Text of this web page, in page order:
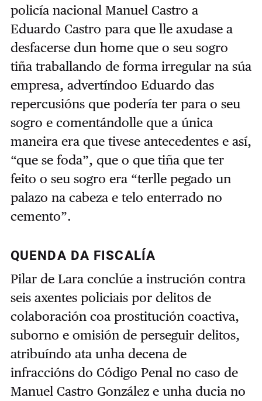
policía nacional Manuel Castro a
Eduardo Castro para que lle axudase a
desfacerse dun home que o seu sogro
tiña traballando de forma irregular na súa
empresa, advertíndoo Eduardo das
repercusións que podería ter para o seu
sogro e comentándolle que a única
maneira era que tivese antecedentes e así,
“que se foda”, que o que tiña que ter
feito o seu sogro era “terlle pegado un
palazo na cabeza e telo enterrado no
cemento”.
QUENDA DA FISCALÍA
Pilar de Lara conclúe a instrución contra
seis axentes policiais por delitos de
colaboración coa prostitución coactiva,
suborno e omisión de perseguir delitos,
atribuíndo ata unha decena de
infraccións do Código Penal no caso de
Manuel Castro González e unha ducia no